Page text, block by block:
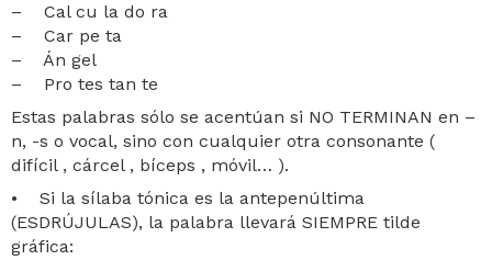
– Cal cu la do ra
– Car pe ta
– Án gel
– Pro tes tan te
Estas palabras sólo se acentúan si NO TERMINAN en –
n, -s o vocal, sino con cualquier otra consonante (
difícil , cárcel , bíceps , móvil… ).
• Si la sílaba tónica es la antepenúltima
(ESDRÚJULAS), la palabra llevará SIEMPRE tilde
gráfica: